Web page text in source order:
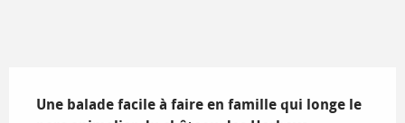
Une balade facile à faire en famille qui longe le